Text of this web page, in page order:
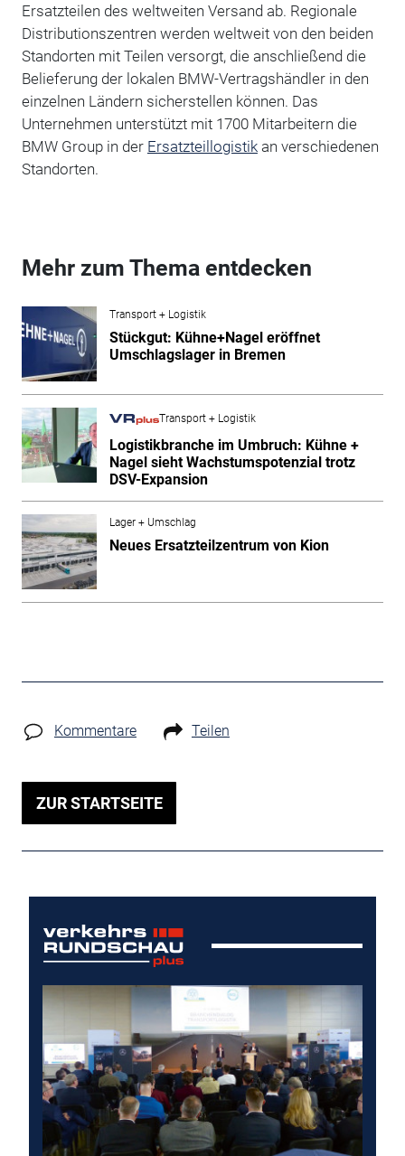
Ersatzteilen des weltweiten Versand ab. Regionale
Distributionszentren werden weltweit von den beiden
Standorten mit Teilen versorgt, die anschließend die
Belieferung der lokalen BMW-Vertragshändler in den
einzelnen Ländern sicherstellen können. Das
Unternehmen unterstützt mit 1700 Mitarbeitern die
BMW Group in der Ersatzteillogistikan verschiedenen
Standorten.
Mehr zum Thema entdecken
Transport + Logistik
Stückgut: Kühne+Nagel eröffnet
Umschlagslager in Bremen
Transport + Logistik
Logistikbranche im Umbruch: Kühne +
Nagel sieht Wachstumspotenzial trotz
DSV-Expansion
Lager + Umschlag
Neues Ersatzteilzentrum von Kion
Kommentare Teilen
ZUR STARTSEITE